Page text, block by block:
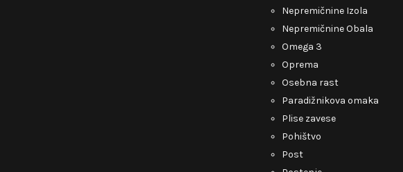
Nepremičnine Izola
Nepremičnine Obala
Omega 3
Oprema
Osebna rast
Paradižnikova omaka
Plise zavese
Pohištvo
Post